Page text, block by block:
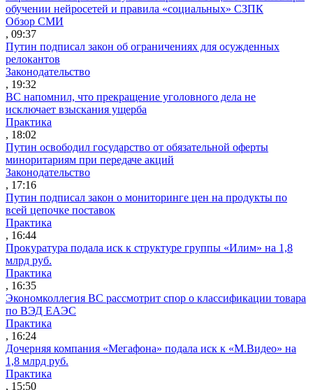
обучении нейросетей и правила «социальных» СЗПК
Обзор СМИ
, 09:37
Путин подписал закон об ограничениях для осужденных
релокантов
Законодательство
, 19:32
ВС напомнил, что прекращение уголовного дела не
исключает взыскания ущерба
Практика
, 18:02
Путин освободил государство от обязательной оферты
миноритариям при передаче акций
Законодательство
, 17:16
Путин подписал закон о мониторинге цен на продукты по
всей цепочке поставок
Практика
, 16:44
Прокуратура подала иск к структуре группы «Илим» на 1,8
млрд руб.
Практика
, 16:35
Экономколлегия ВС рассмотрит спор о классификации товара
по ВЭД ЕАЭС
Практика
, 16:24
Дочерняя компания «Мегафона» подала иск к «М.Видео» на
1,8 млрд руб.
Практика
, 15:50